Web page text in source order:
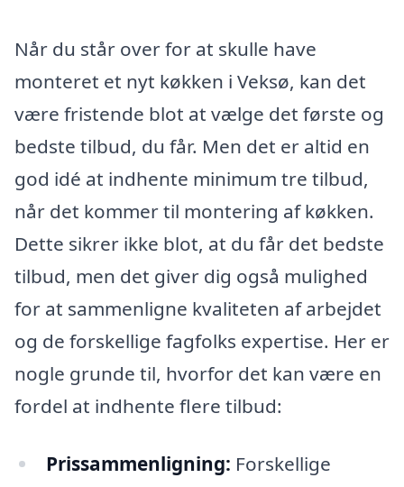
Når du står over for at skulle have
monteret et nyt køkken i Veksø, kan det
være fristende blot at vælge det første og
bedste tilbud, du får. Men det er altid en
god idé at indhente minimum tre tilbud,
når det kommer til montering af køkken.
Dette sikrer ikke blot, at du får det bedste
tilbud, men det giver dig også mulighed
for at sammenligne kvaliteten af arbejdet
og de forskellige fagfolks expertise. Her er
nogle grunde til, hvorfor det kan være en
fordel at indhente flere tilbud:
Prissammenligning: Forskellige